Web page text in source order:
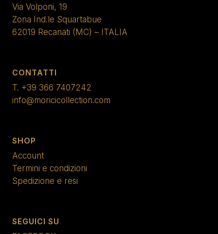
Via Volponi, 19
Zona Ind.le Squartabue
62019 Recanati (MC) – ITALIA
CONTATTI
T. +39 366 7407242
info@moricicollection.com
SHOP
Account
Termini e condizioni
Spedizione e resi
SEGUICI SU